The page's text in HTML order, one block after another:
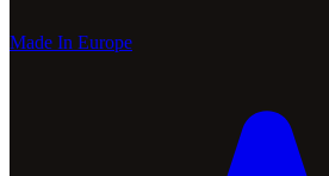
Made In Europe